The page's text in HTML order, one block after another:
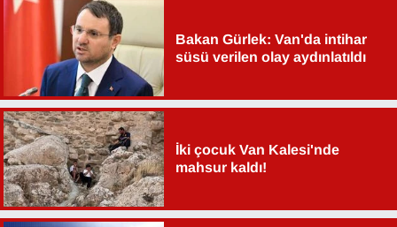
Bakan Gürlek: Van'da intihar
süsü verilen olay aydınlatıldı
İki çocuk Van Kalesi'nde
mahsur kaldı!